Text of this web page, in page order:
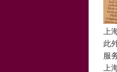
上
此
服
上